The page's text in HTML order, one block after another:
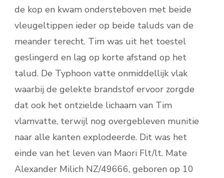
de kop en kwam ondersteboven met beide
vleugeltippen ieder op beide taluds van de
meander terecht. Tim was uit het toestel
geslingerd en lag op korte afstand op het
talud. De Typhoon vatte onmiddellijk vlak
waarbij de gelekte brandstof ervoor zorgde
dat ook het ontzielde lichaam van Tim
vlamvatte, terwijl nog overgebleven munitie
naar alle kanten explodeerde. Dit was het
einde van het leven van Maori Flt/lt. Mate
Alexander Milich NZ/49666, geboren op 10